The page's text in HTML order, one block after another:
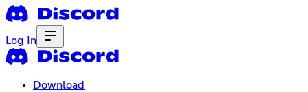
Log In
Download